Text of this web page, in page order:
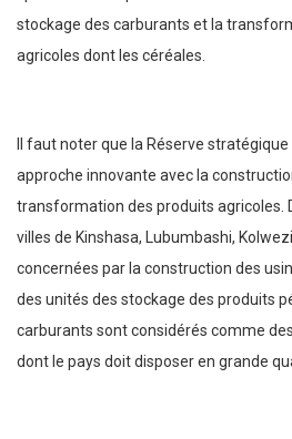
stockage des carburants et la
agricoles dont les céréales.
Il faut noter que la Réserve
approche innovante avec la
transformation des produits agricoles.
villes de Kinshasa, Lubumbashi,
concernées par la construction des
des unités des stockage des produits
carburants sont considérés comme
dont le pays doit disposer en grande